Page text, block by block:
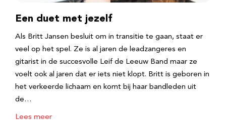
Een duet met jezelf
Als Britt Jansen besluit om in transitie te gaan, staat er
veel op het spel. Ze is al jaren de leadzangeres en
gitarist in de succesvolle Leif de Leeuw Band maar ze
voelt ook al jaren dat er iets niet klopt. Britt is geboren in
het verkeerde lichaam en komt bij haar bandleden uit
de…
Lees meer